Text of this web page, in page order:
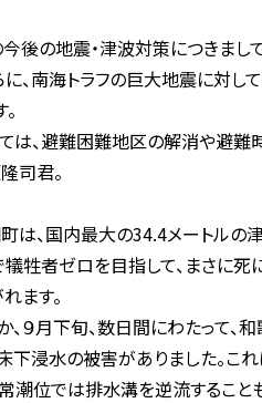
後の地震・津波対策につきま
に、南海トラフの巨大地震に対
は、避難困難地区の解消や避
司君。
国内最大の34.4メートルの津
犠牲者ゼロを目指して、まさに
ます。
、９月下旬、数日間にわたっ
下浸水の被害がありました。こ
潮位では排水溝を逆流すること